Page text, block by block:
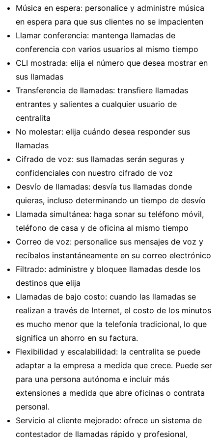
Música en espera: personalice y administre música
en espera para que sus clientes no se impacienten
Llamar conferencia: mantenga llamadas de
conferencia con varios usuarios al mismo tiempo
CLI mostrada: elija el número que desea mostrar en
sus llamadas
Transferencia de llamadas: transfiere llamadas
entrantes y salientes a cualquier usuario de
centralita
No molestar: elija cuándo desea responder sus
llamadas
Cifrado de voz: sus llamadas serán seguras y
confidenciales con nuestro cifrado de voz
Desvío de llamadas: desvía tus llamadas donde
quieras, incluso determinando un tiempo de desvío
Llamada simultánea: haga sonar su teléfono móvil,
teléfono de casa y de oficina al mismo tiempo
Correo de voz: personalice sus mensajes de voz y
recíbalos instantáneamente en su correo electrónico
Filtrado: administre y bloquee llamadas desde los
destinos que elija
Llamadas de bajo costo: cuando las llamadas se
realizan a través de Internet, el costo de los minutos
es mucho menor que la telefonía tradicional, lo que
significa un ahorro en su factura.
Flexibilidad y escalabilidad: la centralita se puede
adaptar a la empresa a medida que crece. Puede ser
para una persona autónoma e incluir más
extensiones a medida que abre oficinas o contrata
personal.
Servicio al cliente mejorado: ofrece un sistema de
contestador de llamadas rápido y profesional,